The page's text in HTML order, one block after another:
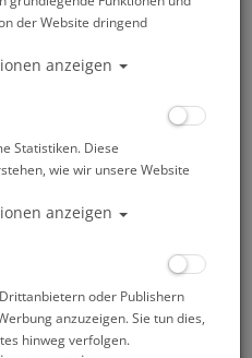
Unterwasserkamera
der Website dringend
anzeigen
Statistiken. Diese
wie wir unsere Website
anzeigen
oder Publishern
anzuzeigen. Sie tun dies,
hinweg verfolgen.